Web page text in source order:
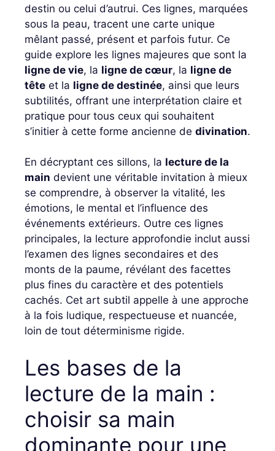
destin ou celui d’autrui. Ces lignes, marquées
sous la peau, tracent une carte unique
mêlant passé, présent et parfois futur. Ce
guide explore les lignes majeures que sont la
ligne de vie, la ligne de cœur, la ligne de
tête et la ligne de destinée, ainsi que leurs
subtilités, offrant une interprétation claire et
pratique pour tous ceux qui souhaitent
s’initier à cette forme ancienne de divination.
En décryptant ces sillons, la lecture de la
main devient une véritable invitation à mieux
se comprendre, à observer la vitalité, les
émotions, le mental et l’influence des
événements extérieurs. Outre ces lignes
principales, la lecture approfondie inclut aussi
l’examen des lignes secondaires et des
monts de la paume, révélant des facettes
plus fines du caractère et des potentiels
cachés. Cet art subtil appelle à une approche
à la fois ludique, respectueuse et nuancée,
loin de tout déterminisme rigide.
Les bases de la
lecture de la main :
choisir sa main
dominante pour une